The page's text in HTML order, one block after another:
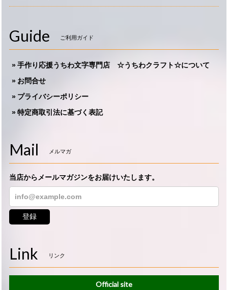
Guide ご利用ガイド
手作り応援うちわ文字専門店 ☆うちわクラフト☆について
お問合せ
プライバシーポリシー
特定商取引法に基づく表記
Mail メルマガ
当店からメールマガジンをお届けいたします。
登録
Link リンク
Official site